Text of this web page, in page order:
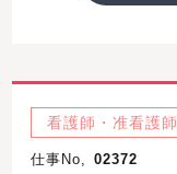
看護師・准看護師
仕事No, 02372